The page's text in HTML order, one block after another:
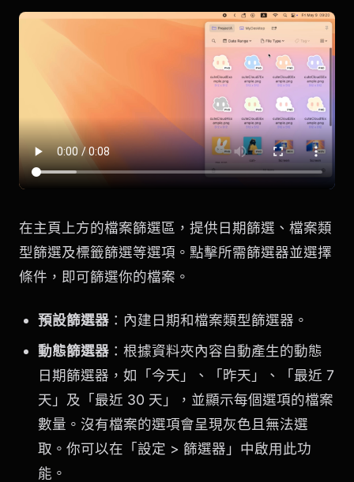
在主頁上方的檔案篩選區，提供日期篩選、檔案類
型篩選及標籤篩選等選項。點擊所需篩選器並選擇
條件，即可篩選你的檔案。
預設篩選器 ：內建日期和檔案類型篩選器。
動態篩選器 ：根據資料夾內容自動產生的動態
日期篩選器，如「今天」、「昨天」、「最近 7
天」及「最近 30 天」，並顯示每個選項的檔案
數量。沒有檔案的選項會呈現灰色且無法選
取。你可以在「設定 > 篩選器」中啟用此功
能。